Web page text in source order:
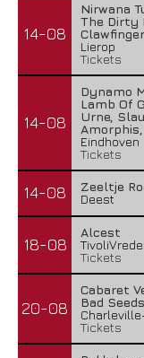
14-08
Nirwana
The Dirty
Clawfinger
Lierop
Tickets
14-08
Dynamo
Lamb Of
Urne,
Eindhoven
Tickets
14-08
Zeeltje
Deest
18-08
Alcest
Tickets
20-08
Cabaret
Bad
Tickets